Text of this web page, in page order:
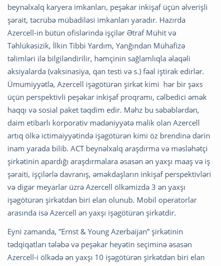
beynəlxalq karyera imkanları, peşəkar inkişaf üçün əlverişli
şərait, təcrübə mübadiləsi imkanları yaradır. Hazırda
Azercell-in bütün ofislərində işçilər Ətraf Mühit və
Təhlükəsizik, İlkin Tibbi Yardım, Yanğından Mühafizə
təlimləri ilə bilgiləndirilir, həmçinin sağlamlıqla əlaqəli
aksiyalarda (vaksinasiya, qan testi və s.) fəal iştirak edirlər.
Ümumiyyətlə, Azercell işəgötürən şirkət kimi hər bir şəxs
üçün perspektivli peşəkar inkişaf proqramı, cəlbedici əmək
haqqı və sosial paket təqdim edir. Məhz bu səbəblərdən,
daim etibarlı korporativ mədəniyyətə malik olan Azercell
artıq ölkə ictimaiyyətində işəgötürən kimi öz brendinə dərin
inam yarada bilib. ACT beynəlxalq araşdırma və məsləhətçi
şirkətinin apardığı araşdırmalara əsasən ən yaxşı maaş və iş
şəraiti, işçilərlə davranış, əməkdaşların inkişaf perspektivləri
və digər meyarlar üzrə Azercell ölkəmizdə 3 ən yaxşı
işəgötürən şirkətdən biri elan olunub. Mobil operatorlar
arasında isə Azercell ən yaxşı işəgötürən şirkətdir.
Eyni zamanda, ”Ernst & Young Azerbaijan” şirkətinin
tədqiqatları tələbə və peşəkar heyətin seçiminə əsasən
Azercell-i ölkədə ən yaxşı 10 işəgötürən şirkətdən biri elan